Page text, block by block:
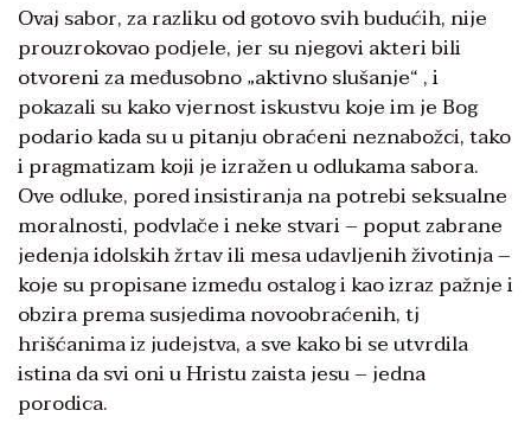
Ovaj sabor, za razliku od gotovo svih budućih, nije
prouzrokovao podjele, jer su njegovi akteri bili
otvoreni za međusobno „aktivno slušanje“ , i
pokazali su kako vjernost iskustvu koje im je Bog
podario kada su u pitanju obraćeni neznabožci, tako
i pragmatizam koji je izražen u odlukama sabora.
Ove odluke, pored insistiranja na potrebi seksualne
moralnosti, podvlače i neke stvari – poput zabrane
jedenja idolskih žrtav ili mesa udavljenih životinja –
koje su propisane između ostalog i kao izraz pažnje i
obzira prema susjedima novoobraćenih, tj
hrišćanima iz judejstva, a sve kako bi se utvrdila
istina da svi oni u Hristu zaista jesu – jedna
porodica.